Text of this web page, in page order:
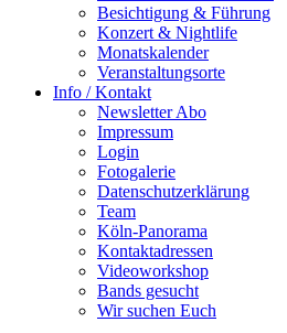
Besichtigung & Führung
Konzert & Nightlife
Monatskalender
Veranstaltungsorte
Info / Kontakt
Newsletter Abo
Impressum
Login
Fotogalerie
Datenschutzerklärung
Team
Köln-Panorama
Kontaktadressen
Videoworkshop
Bands gesucht
Wir suchen Euch